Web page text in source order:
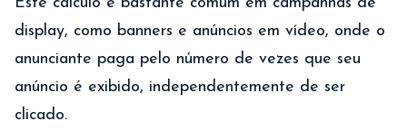
Este cálculo é bastante comum em campanhas de
display, como banners e anúncios em vídeo, onde o
anunciante paga pelo número de vezes que seu
anúncio é exibido, independentemente de ser
clicado.